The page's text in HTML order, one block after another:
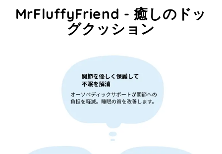
MrFluffyFriend - 癒しのドッ
グクッション